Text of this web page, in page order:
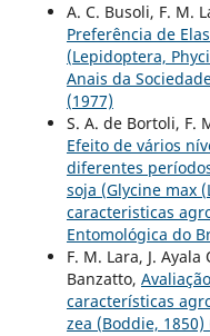
A. C. Busoli, F. M.
Preferência de
(Lepidoptera,
Anais da
(1977)
S. A. de Bortoli, F.
Efeito de vários
diferentes
soja (Glycine max
caracteristicas
Entomológica do
F. M. Lara, J.
Banzatto,
características
zea (Boddie,